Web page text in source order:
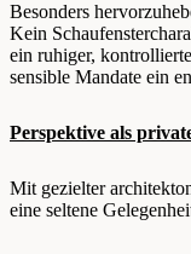
Besonders
Kein
ein ruhiger,
sensible Mandate ein
Perspektive als
Mit gezielter
eine seltene